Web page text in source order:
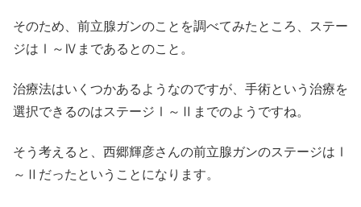
そのため、前立腺ガンのことを調べてみたところ、ステー
ジはⅠ～Ⅳまであるとのこと。
治療法はいくつかあるようなのですが、手術という治療を
選択できるのはステージⅠ～Ⅱまでのようですね。
そう考えると、西郷輝彦さんの前立腺ガンのステージはⅠ
～Ⅱだったということになります。